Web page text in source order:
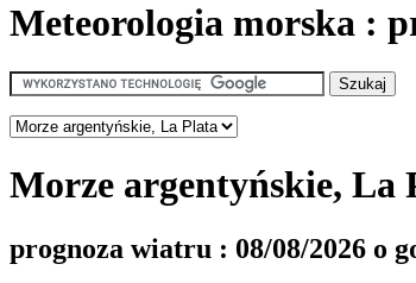
Meteorologia morska :
Morze argentyńskie, La
prognoza wiatru : 08/08/2026 o